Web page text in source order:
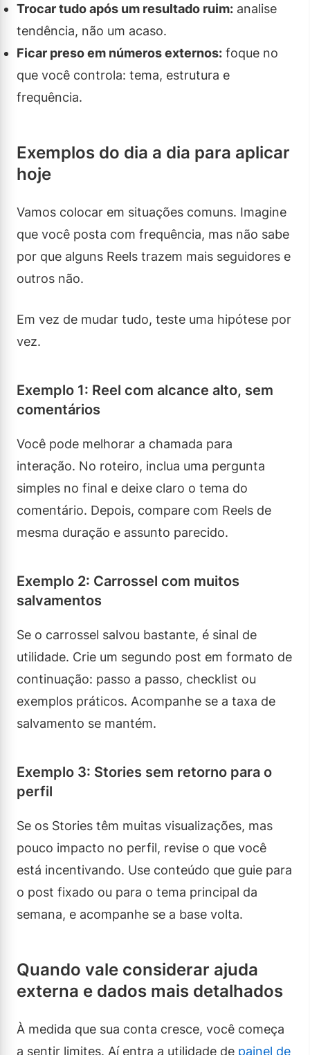
Trocar tudo após um resultado ruim: analise
tendência, não um acaso.
Ficar preso em números externos: foque no
que você controla: tema, estrutura e
frequência.
Exemplos do dia a dia para aplicar
hoje
Vamos colocar em situações comuns. Imagine
que você posta com frequência, mas não sabe
por que alguns Reels trazem mais seguidores e
outros não.
Em vez de mudar tudo, teste uma hipótese por
vez.
Exemplo 1: Reel com alcance alto, sem
comentários
Você pode melhorar a chamada para
interação. No roteiro, inclua uma pergunta
simples no final e deixe claro o tema do
comentário. Depois, compare com Reels de
mesma duração e assunto parecido.
Exemplo 2: Carrossel com muitos
salvamentos
Se o carrossel salvou bastante, é sinal de
utilidade. Crie um segundo post em formato de
continuação: passo a passo, checklist ou
exemplos práticos. Acompanhe se a taxa de
salvamento se mantém.
Exemplo 3: Stories sem retorno para o
perfil
Se os Stories têm muitas visualizações, mas
pouco impacto no perfil, revise o que você
está incentivando. Use conteúdo que guie para
o post fixado ou para o tema principal da
semana, e acompanhe se a base volta.
Quando vale considerar ajuda
externa e dados mais detalhados
À medida que sua conta cresce, você começa
a sentir limites. Aí entra a utilidade de painel de